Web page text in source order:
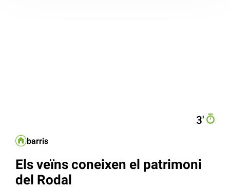
3′
barris
Els veïns coneixen el patrimoni
del Rodal